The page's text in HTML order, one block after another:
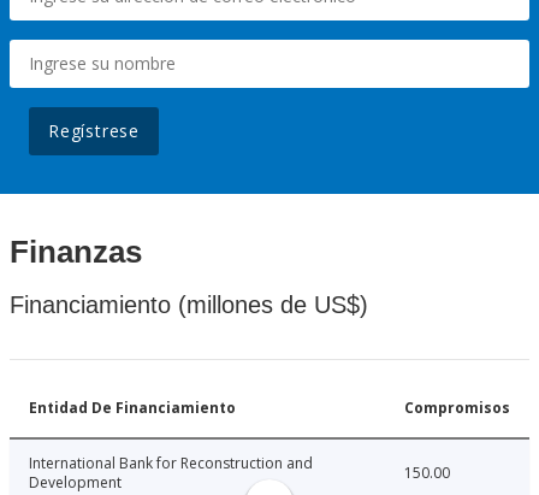
Regístrese
Finanzas
Financiamiento (millones de US$)
Entidad De Financiamiento Compromisos
International Bank for Reconstruction and
Development
150.00